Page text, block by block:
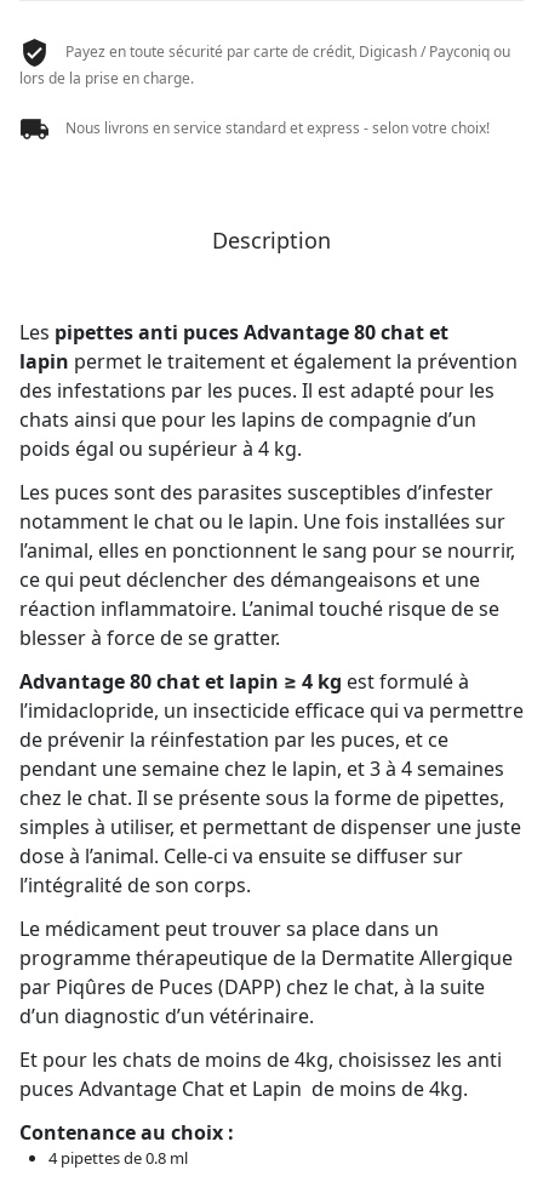
4*0,8
ML
Payez en toute sécurité par carte de crédit, Digicash / Payconiq ou
lors de la prise en charge.
Nous livrons en service standard et express - selon votre choix!
Description
Les pipettes anti puces Advantage 80 chat et
lapin permet le traitement et également la prévention
des infestations par les puces. Il est adapté pour les
chats ainsi que pour les lapins de compagnie d’un
poids égal ou supérieur à 4 kg.
Les puces sont des parasites susceptibles d’infester
notamment le chat ou le lapin. Une fois installées sur
l’animal, elles en ponctionnent le sang pour se nourrir,
ce qui peut déclencher des démangeaisons et une
réaction inflammatoire. L’animal touché risque de se
blesser à force de se gratter.
Advantage 80 chat et lapin ≥ 4 kg est formulé à
l’imidaclopride, un insecticide efficace qui va permettre
de prévenir la réinfestation par les puces, et ce
pendant une semaine chez le lapin, et 3 à 4 semaines
chez le chat. Il se présente sous la forme de pipettes,
simples à utiliser, et permettant de dispenser une juste
dose à l’animal. Celle-ci va ensuite se diffuser sur
l’intégralité de son corps.
Le médicament peut trouver sa place dans un
programme thérapeutique de la Dermatite Allergique
par Piqûres de Puces (DAPP) chez le chat, à la suite
d’un diagnostic d’un vétérinaire.
Et pour les chats de moins de 4kg, choisissez les anti
puces Advantage Chat et Lapin de moins de 4kg.
Contenance au choix :
4 pipettes de 0.8 ml